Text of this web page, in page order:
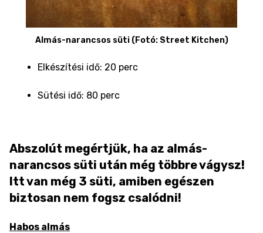
Almás-narancsos süti (Fotó: Street Kitchen)
Elkészítési idő: 20 perc
Sütési idő: 80 perc
Abszolút megértjük, ha az almás-
narancsos süti után még többre vágysz!
Itt van még 3 süti, amiben egészen
biztosan nem fogsz csalódni!
Habos almás